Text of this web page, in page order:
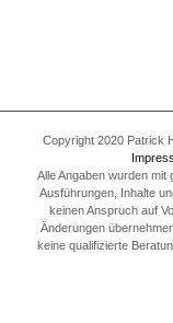
Copyright 2020 Patrick
Alle Angaben wurden
Ausführungen, Inhalte
keinen Anspruch auf
Änderungen
keine qualifizierte